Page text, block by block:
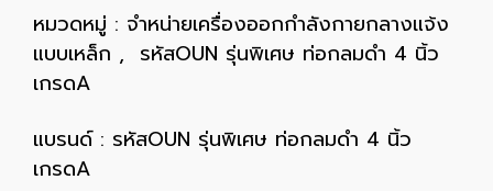
หมวดหมู่ : จำหน่ายเครื่องออกกำลังกายกลางแจ้ง
แบบเหล็ก , รหัสOUN รุ่นพิเศษ ท่อกลมดำ 4 นิ้ว
เกรดA
แบรนด์ : รหัสOUN รุ่นพิเศษ ท่อกลมดำ 4 นิ้ว
เกรดA